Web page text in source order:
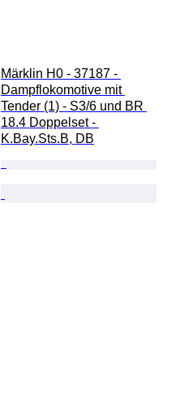
Märklin H0 - 37187 -
Dampflokomotive mit
Tender (1) - S3/6 und BR
18.4 Doppelset -
K.Bay.Sts.B, DB